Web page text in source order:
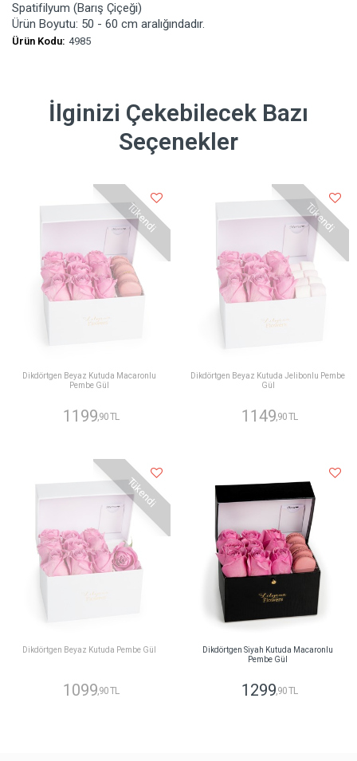
Spatifilyum (Barış Çiçeği)
Ürün Boyutu: 50 - 60 cm aralığındadır.
Ürün Kodu: 4985
İlginizi Çekebilecek Bazı
Seçenekler
Tükendi
Dikdörtgen Beyaz Kutuda Macaronlu
Pembe Gül
1199 ,90 TL
Tükendi
Dikdörtgen Beyaz Kutuda Jelibonlu Pembe
Gül
1149 ,90 TL
Tükendi
Dikdörtgen Beyaz Kutuda Pembe Gül
1099,90 TL
Dikdörtgen Siyah Kutuda Macaronlu
Pembe Gül
1299,90 TL